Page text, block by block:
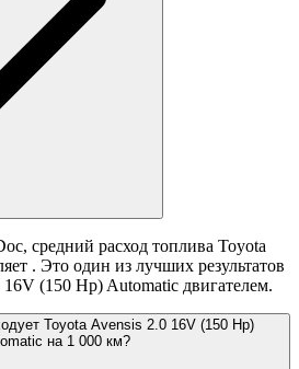
средний расход топлива Toyota
. Это один из лучших результатов
(150 Hp) Automatic двигателем.
Toyota Avensis 2.0 16V (150 Hp)
на 1 000 км?